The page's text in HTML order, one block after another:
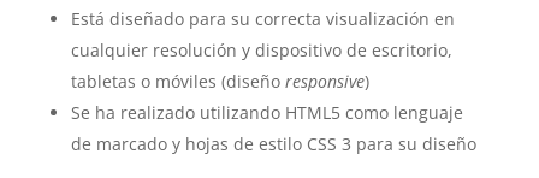
Está diseñado para su correcta visualización en
cualquier resolución y dispositivo de escritorio,
tabletas o móviles (diseño responsive)
Se ha realizado utilizando HTML5 como lenguaje
de marcado y hojas de estilo CSS 3 para su diseño